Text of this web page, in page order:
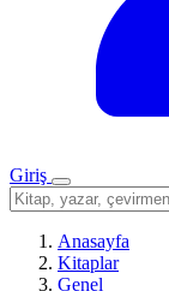
Giriş
Menü
Sitede
ara
Anasayfa
Kitaplar
Genel